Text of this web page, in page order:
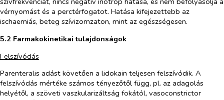
vérnyomást és a perctérfogatot. Hatása kifejezettebb az
ischaemiás, beteg szívizomzaton, mint az egészségesen.
5.2 Farmakokinetikai tulajdonságok
Felszívódás
Parenteralis adást követően a lidokain teljesen felszívódik. A
felszívódás mértéke számos tényezőtől függ, pl. az adagolás
helyétől, a szöveti vaszkularizáltság fokától, vasoconstrictor